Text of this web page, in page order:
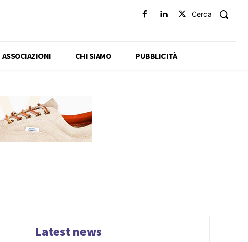
Cerca
ASSOCIAZIONI CHI SIAMO PUBBLICITÀ
Latest news